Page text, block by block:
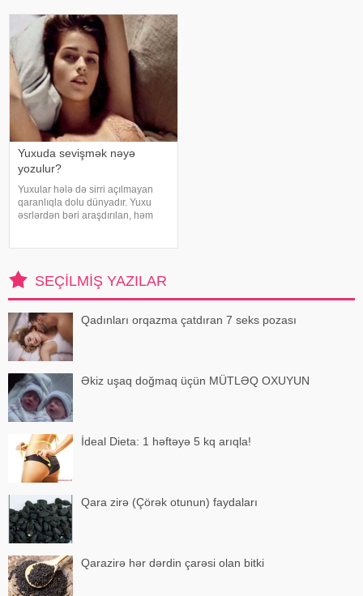
bərəkətinə, tacir üçün çox quru,
xalq üçün yaxşı bir idarəy
Yuxuda sevişmək nəyə
yozulur?
Yuxular hələ də sirri açılmayan
qaranlıqla dolu dünyadır. Yuxu
əsrlərdən bəri araşdırılan, həm
cinsəlikl
SEÇILMIŞ YAZILAR
Qadınları orqazma çatdıran 7 seks pozası
Əkiz uşaq doğmaq üçün MÜTLƏQ OXUYUN
İdeal Dieta: 1 həftəyə 5 kq arıqla!
Qara zirə (Çörək otunun) faydaları
Qarazirə hər dərdin çarəsi olan bitki